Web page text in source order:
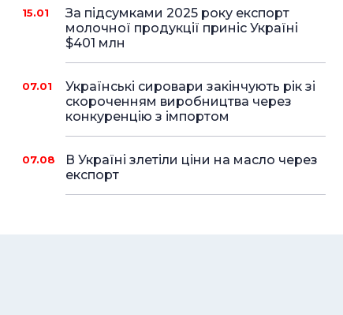
15.01
За підсумками 2025 року експорт
молочної продукції приніс Україні
$401 млн
07.01
Українські сировари закінчують рік зі
скороченням виробництва через
конкуренцію з імпортом
07.08
В Україні злетіли ціни на масло через
експорт